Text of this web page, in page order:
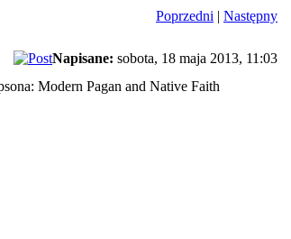
Poprzedni | Następny
Napisane: sobota, 18 maja 2013, 11:03
Modern Pagan and Native Faith